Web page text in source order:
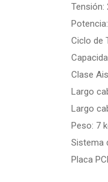
Tensión:
Ciclo de
Clase
Largo
Largo
Peso: 7
Sistema
Placa